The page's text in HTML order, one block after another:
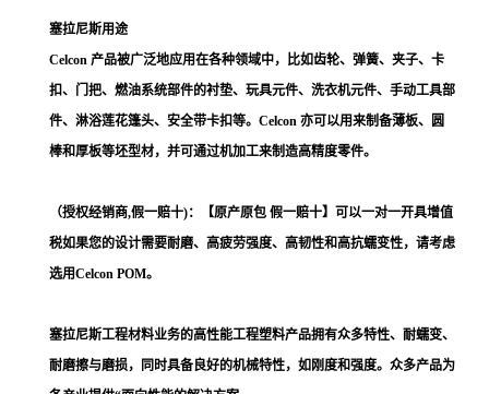
塞拉尼斯用途
Celcon 产品被广泛地应用在各种领域中，比如齿轮、弹簧、夹子、卡
扣、门把、燃油系统部件的衬垫、玩具元件、洗衣机元件、手动工具部
件、淋浴莲花篷头、安全带卡扣等。Celcon 亦可以用来制备薄板、圆
棒和厚板等坯型材，并可通过机加工来制造高精度零件。
（授权经销商,假一赔十)：【原产原包 假一赔十】可以一对一开具增值
税如果您的设计需要耐磨、高疲劳强度、高韧性和高抗蠕变性，请考虑
选用Celcon POM。
塞拉尼斯工程材料业务的高性能工程塑料产品拥有众多特性、耐蠕变、
耐磨擦与磨损，同时具备良好的机械特性，如刚度和强度。众多产品为